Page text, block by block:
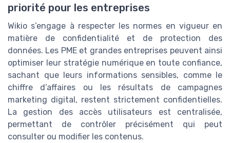
priorité pour les entreprises
Wikio s’engage à respecter les normes en vigueur en
matière de confidentialité et de protection des
données. Les PME et grandes entreprises peuvent ainsi
optimiser leur stratégie numérique en toute confiance,
sachant que leurs informations sensibles, comme le
chiffre d’affaires ou les résultats de campagnes
marketing digital, restent strictement confidentielles.
La gestion des accès utilisateurs est centralisée,
permettant de contrôler précisément qui peut
consulter ou modifier les contenus.